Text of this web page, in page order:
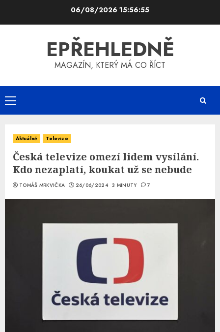
06/08/2026 15:56:56
EPŘEHLEDNĚ
MAGAZÍN, KTERÝ MÁ CO ŘÍCT
Primary
Menu
Aktuálně Televize
Česká televize omezí lidem vysílání.
Kdo nezaplatí, koukat už se nebude
TOMÁŠ MRKVIČKA 26/06/2024 3 MINUTY 7